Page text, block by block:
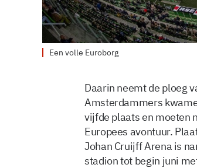
Een volle Euroborg
Daarin neemt de ploeg
Amsterdammers
vijfde plaats en moeten
Europees avontuur.
Johan Cruijff Arena is
stadion tot begin juni